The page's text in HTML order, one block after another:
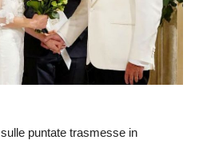
sulle puntate trasmesse in